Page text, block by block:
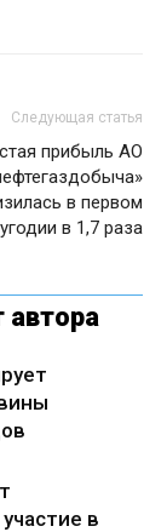
Следующая статья
прибыль АО
в первом
в 1,7 раза
в